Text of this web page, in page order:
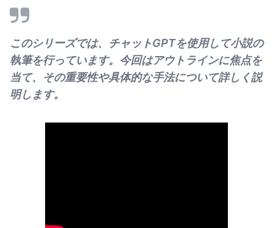
このシリーズでは、チャットGPTを使用して小説の
執筆を行っています。今回はアウトラインに焦点を
当て、その重要性や具体的な手法について詳しく説
明します。